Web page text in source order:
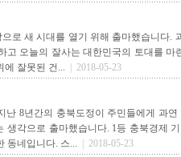
로 새 시대를 열기 위해 출마했습니다.
고 오늘의 잘사는 대한민국의 토대를 마
에 잘못된 건...
| 2018-05-23
난 8년간의 충북도정이 주민들에게 과
생각으로 출마했습니다. 1등 충북경제
동네입니다. 스...
| 2018-05-23